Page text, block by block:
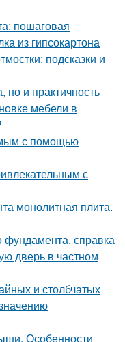
пошаговая
из гипсокартона
подсказки и
но и практичность
мебели в
с помощью
с
монолитная плита.
фундамента. справка
дверь в частном
и столбчатых
Особенности